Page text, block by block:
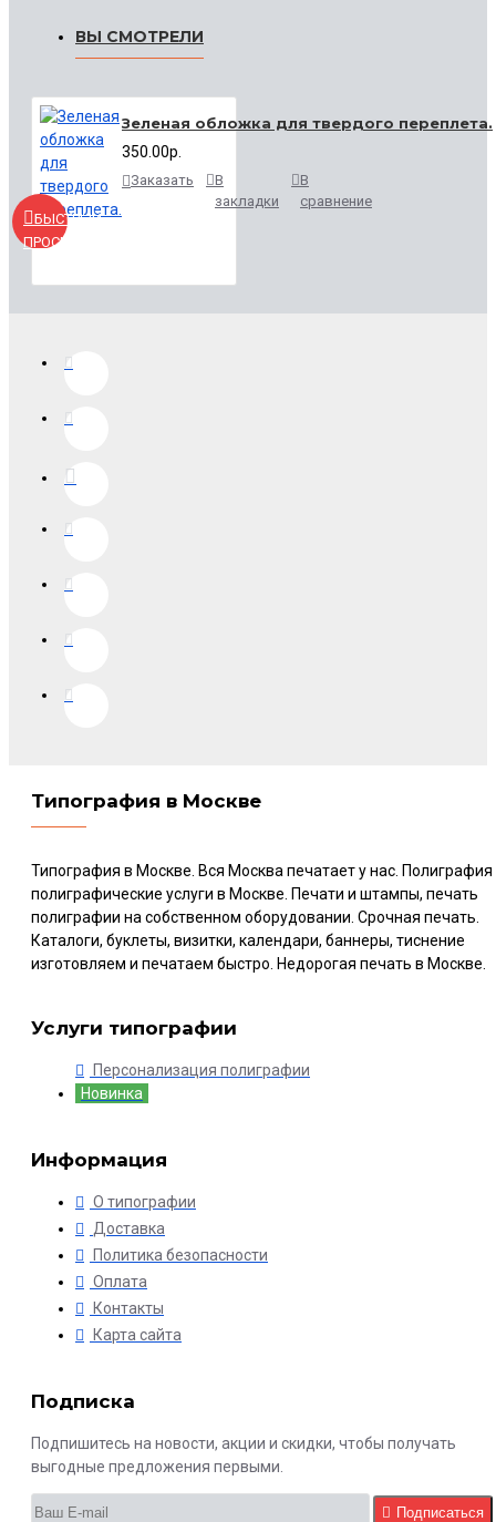
ВЫ СМОТРЕЛИ
БЫСТРЫЙ
ПРОСМОТР
Зеленая обложка для твердого переплета.
350.00р.
Заказать
В
закладки
В
сравнение
Типография в Москве
Типография в Москве. Вся Москва печатает у нас. Полиграфия
полиграфические услуги в Москве. Печати и штампы, печать
полиграфии на собственном оборудовании. Срочная печать.
Каталоги, буклеты, визитки, календари, баннеры, тиснение
изготовляем и печатаем быстро. Недорогая печать в Москве.
Услуги типографии
Персонализация полиграфии
Новинка
Информация
О типографии
Доставка
Политика безопасности
Оплата
Контакты
Карта сайта
Подписка
Подпишитесь на новости, акции и скидки, чтобы получать
выгодные предложения первыми.
Подписаться